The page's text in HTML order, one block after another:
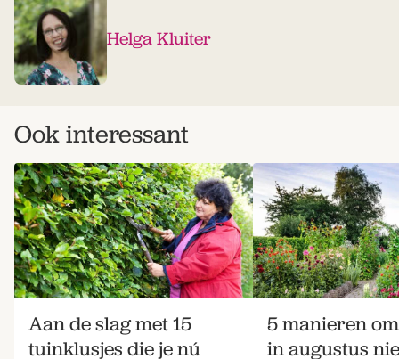
Helga Kluiter
Ook interessant
Aan de slag met 15
tuinklusjes die je nú
5 manieren
in augustus